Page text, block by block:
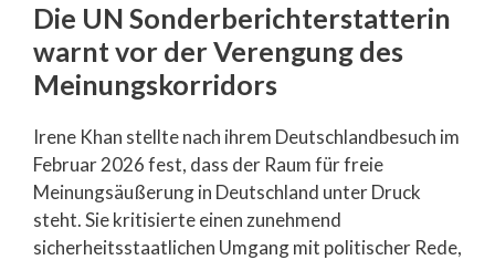
Die UN Sonderberichterstatterin
warnt vor der Verengung des
Meinungskorridors
Irene Khan stellte nach ihrem Deutschlandbesuch im
Februar 2026 fest, dass der Raum für freie
Meinungsäußerung in Deutschland unter Druck
steht. Sie kritisierte einen zunehmend
sicherheitsstaatlichen Umgang mit politischer Rede,